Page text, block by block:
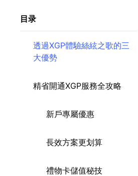
目录
透過XGP體驗絲絃之歌的三
大優勢
精省開通XGP服務全攻略
新戶專屬優惠
長效方案更划算
禮物卡儲值秘技